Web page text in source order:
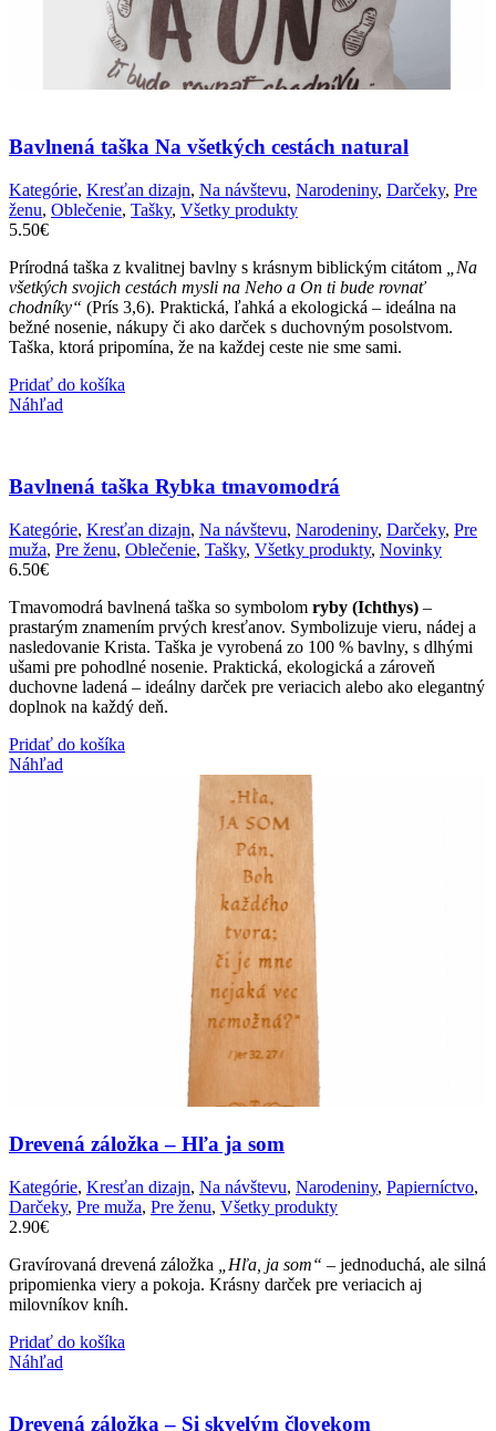
Bavlnená taška Na všetkých cestách natural
Kategórie, Kresťan dizajn, Na návštevu, Narodeniny, Darčeky, Pre
ženu, Oblečenie, Tašky, Všetky produkty
5.50€
Prírodná taška z kvalitnej bavlny s krásnym biblickým citátom
„Na
všetkých svojich cestách mysli na Neho a On ti bude rovnať
chodníky“ (Prís 3,6). Praktická, ľahká a ekologická – ideálna na
bežné nosenie, nákupy či ako darček s duchovným posolstvom.
Taška, ktorá pripomína, že na každej ceste nie sme sami.
Pridať do košíka
Náhľad
Bavlnená taška Rybka tmavomodrá
Kategórie, Kresťan dizajn, Na návštevu, Narodeniny, Darčeky, Pre
muža, Pre ženu, Oblečenie, Tašky, Všetky produkty, Novinky
6.50€
Tmavomodrá bavlnená taška so symbolom ryby (Ichthys) –
prastarým znamením prvých kresťanov. Symbolizuje vieru, nádej a
nasledovanie Krista. Taška je vyrobená zo 100 % bavlny, s dlhými
ušami pre pohodlné nosenie. Praktická, ekologická a zároveň
duchovne ladená – ideálny darček pre veriacich alebo ako elegantný
doplnok na každý deň.
Pridať do košíka
Náhľad
Drevená záložka – Hľa ja som
Kategórie, Kresťan dizajn, Na návštevu, Narodeniny, Papierníctvo,
Darčeky, Pre muža, Pre ženu, Všetky produkty
2.90€
Gravírovaná drevená záložka
„Hľa, ja som“ – jednoduchá, ale silná
pripomienka viery a pokoja. Krásny darček pre veriacich aj
milovníkov kníh.
Pridať do košíka
Náhľad
Drevená záložka – Si skvelým človekom